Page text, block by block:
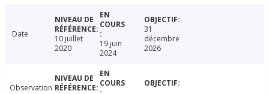
Date
10 juillet
2020
19 juin
2024
31
décembre
2026
Observation